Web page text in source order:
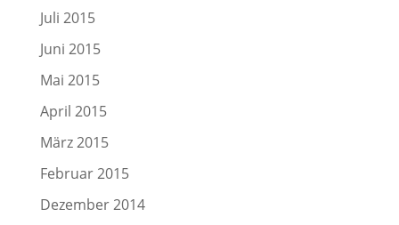
Juli 2015
Juni 2015
Mai 2015
April 2015
März 2015
Februar 2015
Dezember 2014